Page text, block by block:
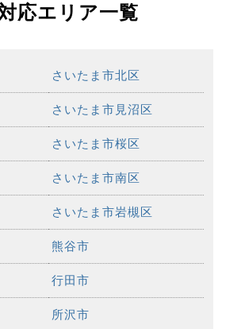
応エリア一覧
さいたま市北区
さいたま市見沼区
さいたま市桜区
さいたま市南区
さいたま市岩槻区
熊谷市
行田市
所沢市